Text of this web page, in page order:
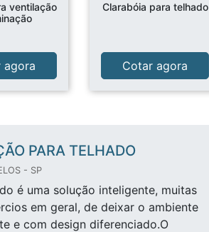
ventilação
agora
Clarabóia para telhado
Cotar agora
PARA TELHADO
- SP
é uma solução inteligente, muitas
em geral, de deixar o ambiente
e com design diferenciado.O